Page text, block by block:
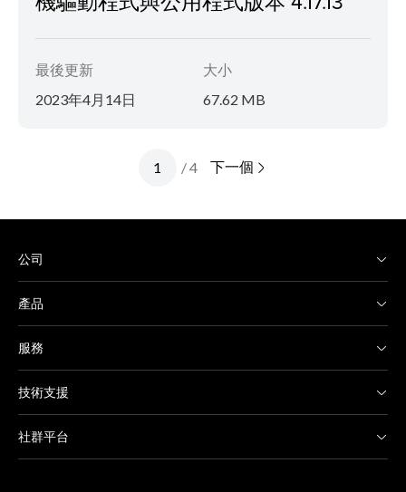
最後更新
2023年4月14日
大小
67.62 MB
/ 4 下一個
公司
產品
服務
技術支援
社群平台